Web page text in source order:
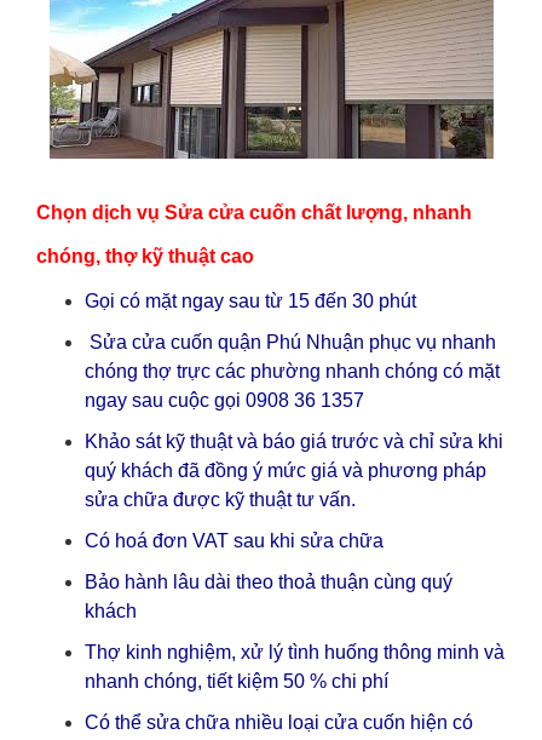
Chọn dịch vụ Sửa cửa cuốn chất lượng, nhanh
chóng, thợ kỹ thuật cao
Gọi có mặt ngay sau từ 15 đến 30 phút
Sửa cửa cuốn quận Phú Nhuận phục vụ nhanh
chóng thợ trực các phường nhanh chóng có mặt
ngay sau cuộc gọi 0908 36 1357
Khảo sát kỹ thuật và báo giá trước và chỉ sửa khi
quý khách đã đồng ý mức giá và phương pháp
sửa chữa được kỹ thuật tư vấn.
Có hoá đơn VAT sau khi sửa chữa
Bảo hành lâu dài theo thoả thuận cùng quý
khách
Thợ kinh nghiệm, xử lý tình huống thông minh và
nhanh chóng, tiết kiệm 50 % chi phí
Có thể sửa chữa nhiều loại cửa cuốn hiện có